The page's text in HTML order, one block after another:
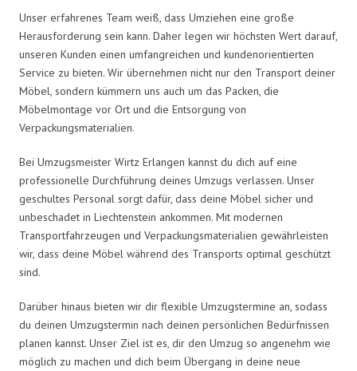
Unser erfahrenes Team weiß, dass Umziehen eine große
Herausforderung sein kann. Daher legen wir höchsten Wert darauf,
unseren Kunden einen umfangreichen und kundenorientierten
Service zu bieten. Wir übernehmen nicht nur den Transport deiner
Möbel, sondern kümmern uns auch um das Packen, die
Möbelmontage vor Ort und die Entsorgung von
Verpackungsmaterialien.
Bei Umzugsmeister Wirtz Erlangen kannst du dich auf eine
professionelle Durchführung deines Umzugs verlassen. Unser
geschultes Personal sorgt dafür, dass deine Möbel sicher und
unbeschadet in Liechtenstein ankommen. Mit modernen
Transportfahrzeugen und Verpackungsmaterialien gewährleisten
wir, dass deine Möbel während des Transports optimal geschützt
sind.
Darüber hinaus bieten wir dir flexible Umzugstermine an, sodass
du deinen Umzugstermin nach deinen persönlichen Bedürfnissen
planen kannst. Unser Ziel ist es, dir den Umzug so angenehm wie
möglich zu machen und dich beim Übergang in deine neue